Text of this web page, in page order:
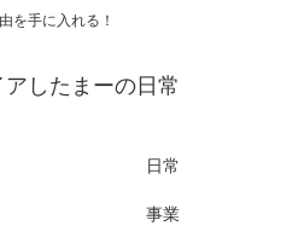
を手に入れる！
したまーの日常
日常
事業